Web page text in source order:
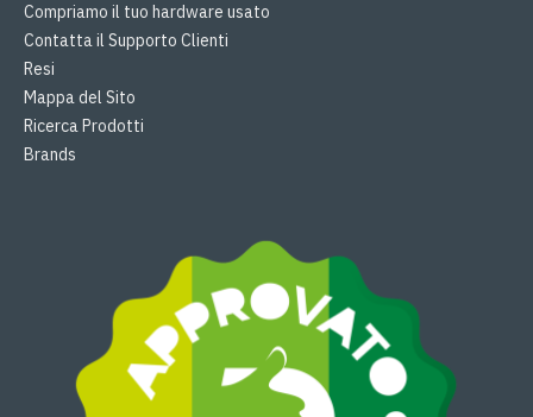
Compriamo il tuo hardware usato
Contatta il Supporto Clienti
Resi
Mappa del Sito
Ricerca Prodotti
Brands